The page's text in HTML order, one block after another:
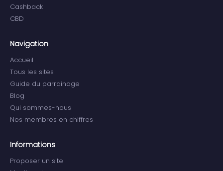
Cashback
CBD
Navigation
Accueil
Tous les sites
Guide du parrainage
Blog
Qui sommes-nous
Nos membres en chiffres
Informations
Proposer un site